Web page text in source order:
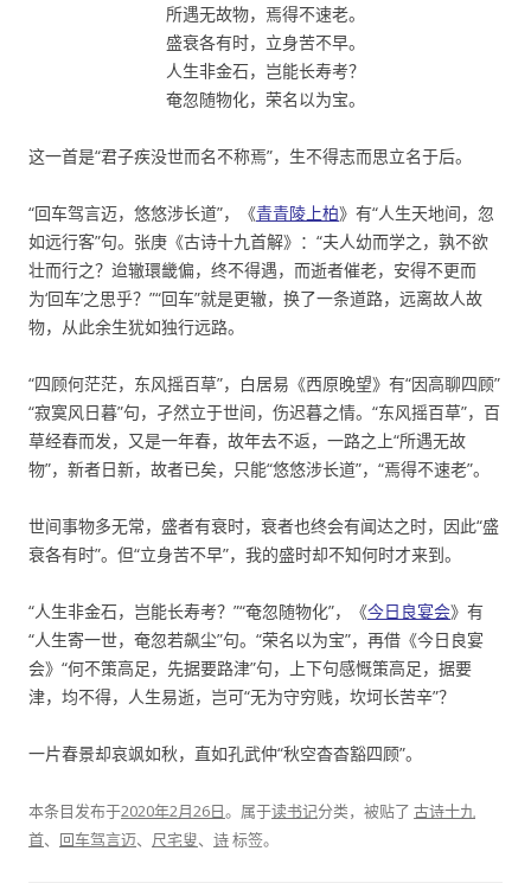
所遇无故物，焉得不速老。
盛衰各有时，立身苦不早。
人生非金石，岂能长寿考？
奄忽随物化，荣名以为宝。
这一首是“君子疾没世而名不称焉”，生不得志而思立名于后。
“回车驾言迈，悠悠涉长道”，《青青陵上柏》有“人生天地间，忽
如远行客”句。张庚《古诗十九首解》：“夫人幼而学之，孰不欲
壮而行之？迨辙環畿偏，终不得遇，而逝者催老，安得不更而
为‘回车’之思乎？”“回车”就是更辙，换了一条道路，远离故人故
物，从此余生犹如独行远路。
“四顾何茫茫，东风摇百草”，白居易《西原晚望》有“因高聊四顾”
“寂寞风日暮”句，孑然立于世间，伤迟暮之情。“东风摇百草”，百
草经春而发，又是一年春，故年去不返，一路之上“所遇无故
物”，新者日新，故者已矣，只能“悠悠涉长道”，“焉得不速老”。
世间事物多无常，盛者有衰时，衰者也终会有闻达之时，因此“盛
衰各有时”。但“立身苦不早”，我的盛时却不知何时才来到。
“人生非金石，岂能长寿考？”“奄忽随物化”，《今日良宴会》有
“人生寄一世，奄忽若飙尘”句。“荣名以为宝”，再借《今日良宴
会》“何不策高足，先据要路津”句，上下句感慨策高足，据要
津，均不得，人生易逝，岂可“无为守穷贱，坎坷长苦辛”？
一片春景却哀飒如秋，直如孔武仲“秋空杳杳豁四顾”。
本条目发布于2020年2月26日。属于读书记分类，被贴了 古诗十九
首、 回车驾言迈、 尺宅叟、 诗标签。